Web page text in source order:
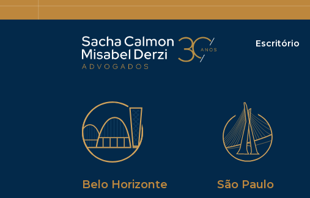
Escritório
Belo Horizonte São Paulo